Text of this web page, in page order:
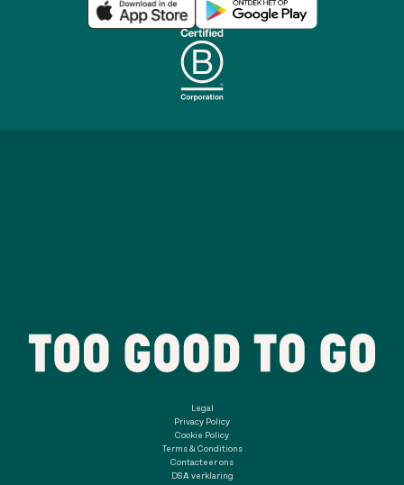
Legal
Privacy Policy
Cookie Policy
Terms & Conditions
Contacteer ons
DSA verklaring